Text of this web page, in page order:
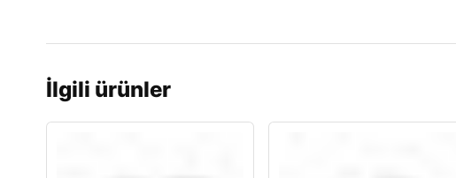
İlgili ürünler